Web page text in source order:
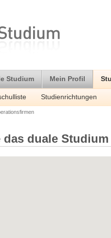
Studium Mein Profil
Studienrichtungen
das duale